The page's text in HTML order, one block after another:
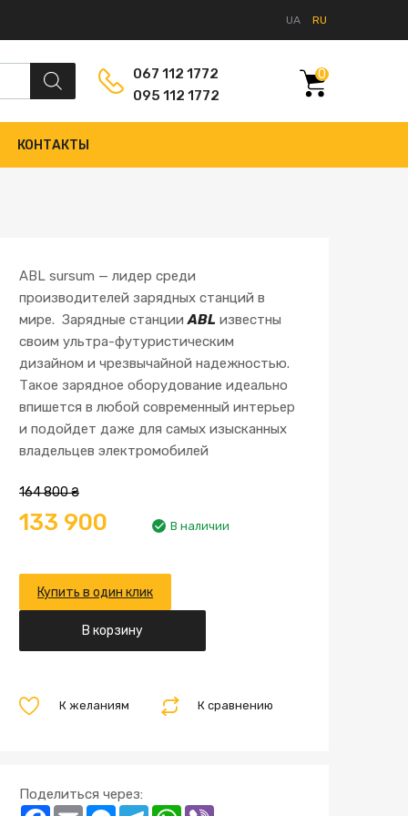
UA RU
067 112 1772
095 112 1772
0
КОНТАКТЫ
ABL sursum — лидер среди
производителей зарядных станций в
мире. Зарядные станцииABL известны
своим ультра-футуристическим
дизайном и чрезвычайной надежностью.
Такое зарядное оборудование идеально
впишется в любой современный интерьер
и подойдет даже для самых изысканных
владельцев электромобилей
164 800₴
133 900 В наличии
Купить в один клик
В корзину
К сравнению
К желаниям
Поделиться через: